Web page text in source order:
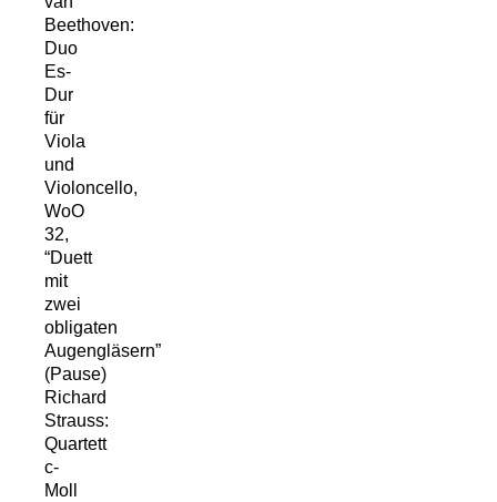
Beethoven:
Duo
Es-
Dur
für
Viola
und
Violoncello,
WoO
32,
“Duett
mit
zwei
obligaten
Augengläsern”
(Pause)
Richard
Strauss:
Quartett
c-
Moll